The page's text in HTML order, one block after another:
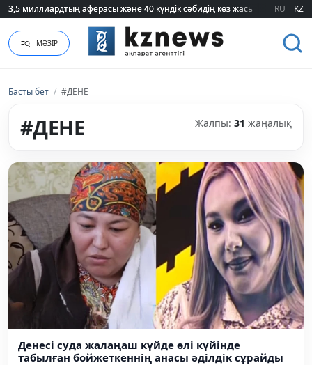
75 мың білім гранты кімдерге бұйырады?
75 мың білім гранты кімдерге бұйырады? RU KZ
МӘЗІР
Басты бет / #ДЕНЕ
#ДЕНЕ Жалпы: 31 жаңалық
Денесі суда жалаңаш күйде өлі күйінде
табылған бойжеткеннің анасы әділдік сұрайды